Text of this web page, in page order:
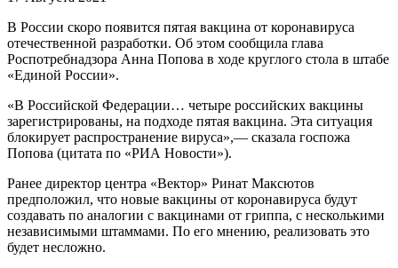
В России скоро появится пятая вакцина от коронавируса
отечественной разработки. Об этом сообщила глава
Роспотребнадзора Анна Попова в ходе круглого стола в штабе
«Единой России».
«В Российской Федерации… четыре российских вакцины
зарегистрированы, на подходе пятая вакцина. Эта ситуация
блокирует распространение вируса»,— сказала госпожа
Попова (цитата по «РИА Новости»).
Ранее директор центра «Вектор» Ринат Максютов
предположил, что новые вакцины от коронавируса будут
создавать по аналогии с вакцинами от гриппа, с несколькими
независимыми штаммами. По его мнению, реализовать это
будет несложно.